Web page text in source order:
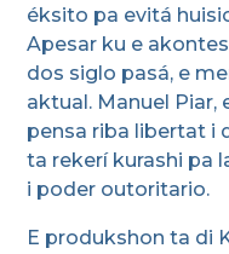
éksito pa evitá
Apesar ku e
dos siglo pasá, e
aktual. Manuel
pensa riba libertat i
ta rekerí kurashi pa
i poder outoritario.
E produkshon ta di